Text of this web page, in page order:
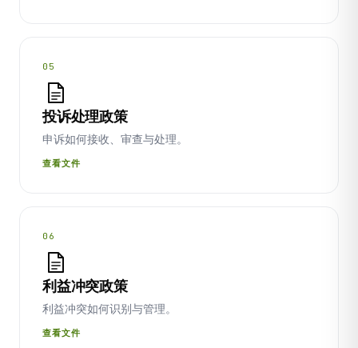
05
投诉处理政策
申诉如何接收、审查与处理。
查看文件
06
利益冲突政策
利益冲突如何识别与管理。
查看文件